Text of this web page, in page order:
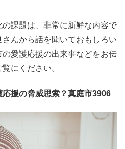
課題は、非常に新鮮な内容で
んから話を聞いておもしろい
愛護応援の出来事などをお伝
にください。
援の脅威思索？真庭市3906